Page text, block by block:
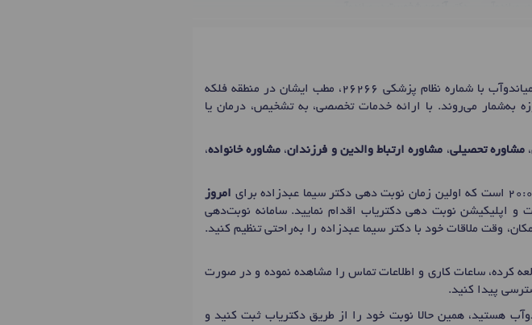
خانم دکتر سیما عبدزاده، دکترای تخصصی روانشناس و مشاور در شهر میاندوآب با شماره نظام پزشکی 26266، مطب ایشان در منطقه فلکه
به‌شمار می‌روند. با ارائه خدمات تخصصی، به تشخیص، درمان یا
،مشاوره تحصیلی، مشاوره ارتباط والدین و فرزندان، مشاوره خانواده،
امروز
اپلیکیشن نوبت دهی دکتریاب اقدام نمایید. سامانه نوبت‌دهی
وقت ملاقات خود با دکتر سیما عبدزاده را به‌راحتی تنظیم کنید.
کرده، ساعات کاری و اطلاعات تماس را مشاهده نموده و در صورت
پیدا کنید.
هستید، همین حالا نوبت خود را از طریق دکتریاب ثبت کنید و